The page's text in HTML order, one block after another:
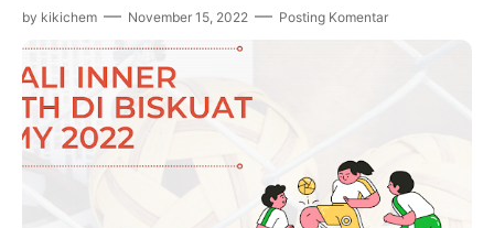
by kikichem November 15, 2022 Posting Komentar